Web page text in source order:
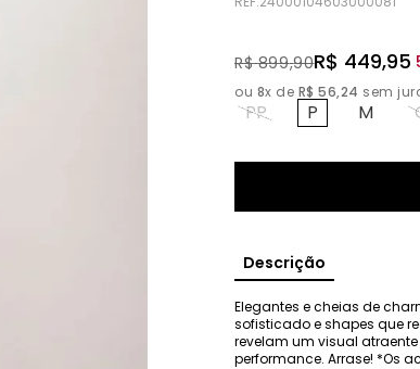
R$ 899,90R$ 449,95
ou 8x de R$ 56,24 sem
PP P M
Descrição
Elegantes e cheias de
sofisticado e shapes que
revelam um visual
performance. Arrase! *Os